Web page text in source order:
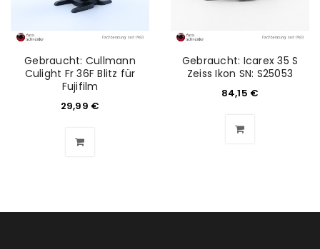
REGISTRIEREN
E-Mail-Adresse*
Ein Link zum Erstellen eines neuen Passworts wird an
Gebraucht: Cullmann
Culight Fr 36F Blitz für
Fujifilm
29,99 €
Gebraucht: Icarex 35 S
Zeiss Ikon SN: S25053
84,15 €